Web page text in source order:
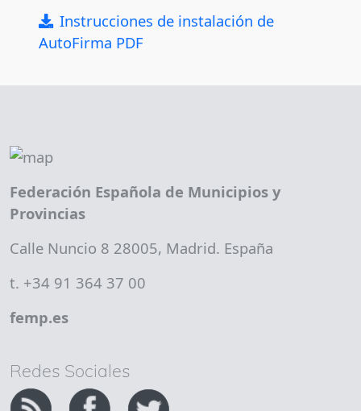
Instrucciones de instalación de
AutoFirma PDF
Federación Española de Municipios y
Provincias
Calle Nuncio 8 28005, Madrid. España
t. +34 91 364 37 00
femp.es
Redes Sociales